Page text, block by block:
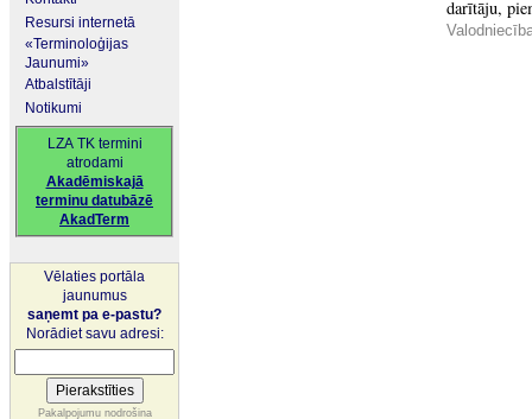
Resursi internetā
«Terminoloģijas
Jaunumi»
Atbalstītāji
Notikumi
LZA TK termini
atrodami
Akadēmiskajā
terminu datubāzē
AkadTerm
Vēlaties portāla
jaunumus
saņemt pa e-pastu?
Norādiet savu adresi:
Pakalpojumu nodrošina
darītāju,